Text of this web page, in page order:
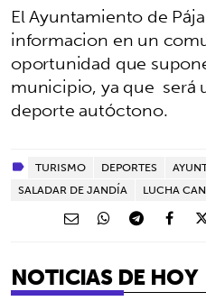
El Ayuntamiento de
informacion en un
oportunidad que
municipio, ya que será
deporte autóctono.
TURISMO DEPORTES
SALADAR DE JANDÍA
LUCHA
NOTICIAS DE HOY